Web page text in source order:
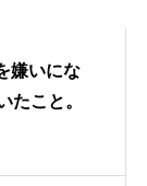
嫌いにな
たこと。